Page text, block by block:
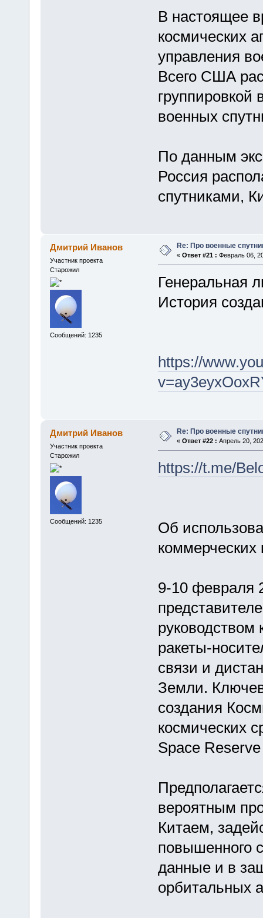
В настоящее
космических
управления
Всего США
военных
По данным
Россия
спутниками,
Дмитрий Иванов
Участник проекта
Старожил
Сообщений: 1235
Re: Про военные
« Ответ #21 : Февраль 06,
Генеральная
История
https://
Дмитрий Иванов
Участник проекта
Старожил
Сообщений: 1235
Re: Про военные
« Ответ #22 : Апрель 20,
https://t.me/
Об
коммерческих
9-10 февраля
руководством
ракеты-
связи и
Земли.
создания
космических
Space
вероятным
Китаем,
повышенного
данные и в
орбитальных